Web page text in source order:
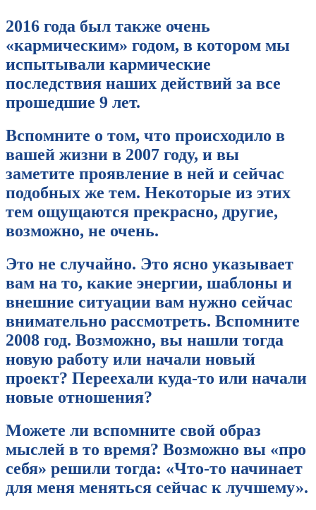
2016 года был также очень
«кармическим» годом, в котором мы
испытывали кармические
последствия наших действий за все
прошедшие 9 лет.
Вспомните о том, что происходило в
вашей жизни в 2007 году, и вы
заметите проявление в ней и сейчас
подобных же тем. Некоторые из этих
тем ощущаются прекрасно, другие,
возможно, не очень.
Это не случайно. Это ясно указывает
вам на то, какие энергии, шаблоны и
внешние ситуации вам нужно сейчас
внимательно рассмотреть. Вспомните
2008 год. Возможно, вы нашли тогда
новую работу или начали новый
проект? Переехали куда-то или начали
новые отношения?
Можете ли вспомните свой образ
мыслей в то время? Возможно вы «про
себя» решили тогда: «Что-то начинает
для меня меняться сейчас к лучшему».